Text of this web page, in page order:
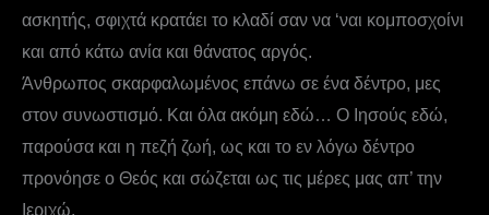
ασκητής, σφιχτά κρατάει το κλαδί σαν να ‘ναι κομποσχοίνι
και από κάτω ανία και θάνατος αργός.
Άνθρωπος σκαρφαλωμένος επάνω σε ένα δέντρο, μες
στον συνωστισμό. Και όλα ακόμη εδώ… Ο Ιησούς εδώ,
παρούσα και η πεζή ζωή, ως και το εν λόγω δέντρο
προνόησε ο Θεός και σώζεται ως τις μέρες μας απ’ την
Ιεριχώ.